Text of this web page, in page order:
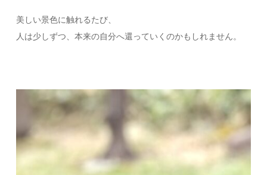
美しい景色に触れるたび、
人は少しずつ、本来の自分へ還っていくのかもしれません。